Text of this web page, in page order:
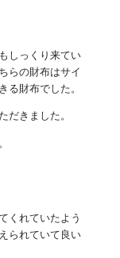
しっくり来てい
らの財布はサイ
る財布でした。
だきました。
くれていたよう
られていて良い